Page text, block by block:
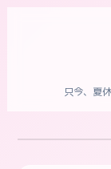
只今、夏